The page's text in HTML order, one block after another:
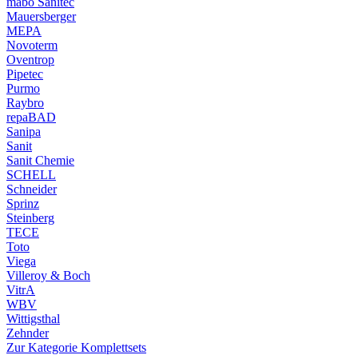
Mauersberger
MEPA
Novoterm
Oventrop
Pipetec
Purmo
Raybro
repaBAD
Sanipa
Sanit
Sanit Chemie
SCHELL
Schneider
Sprinz
Steinberg
TECE
Toto
Viega
Villeroy & Boch
VitrA
WBV
Wittigsthal
Zehnder
Zur Kategorie Komplettsets